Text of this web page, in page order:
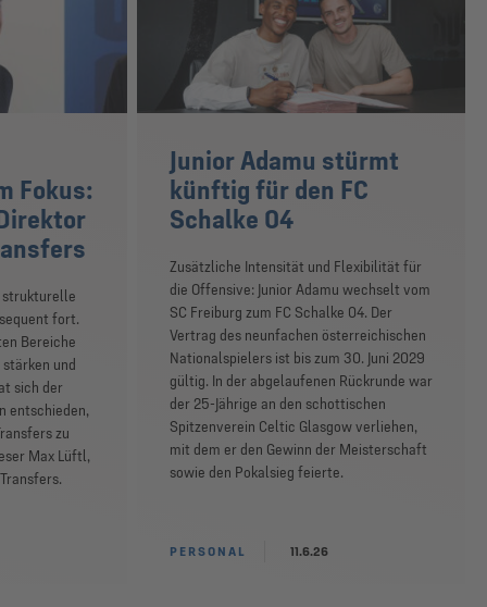
Fokus:
strukturelle
fort.
Bereiche
und
sich der
entschieden,
zu
Max Lüftl,
Junior Adamu stürmt
künftig für den FC
Schalke 04
Zusätzliche Intensität und Flexibilität für
die Offensive: Junior Adamu wechselt vom
SC Freiburg zum FC Schalke 04. Der
Vertrag des neunfachen österreichischen
Nationalspielers ist bis zum 30. Juni 2029
gültig. In der abgelaufenen Rückrunde war
der 25-Jährige an den schottischen
Spitzenverein Celtic Glasgow verliehen,
mit dem er den Gewinn der Meisterschaft
sowie den Pokalsieg feierte.
PERSONAL 11.6.26